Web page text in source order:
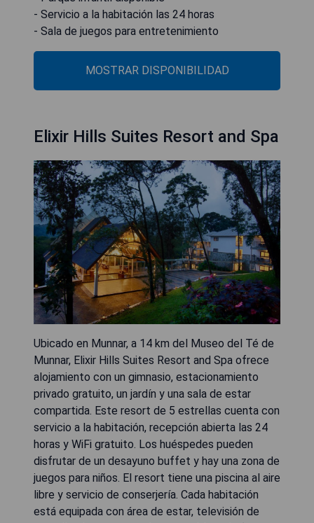
- Servicio a la habitación las 24 horas
- Sala de juegos para entretenimiento
MOSTRAR DISPONIBILIDAD
Elixir Hills Suites Resort and Spa
Ubicado en Munnar, a 14 km del Museo del Té de
Munnar, Elixir Hills Suites Resort and Spa ofrece
alojamiento con un gimnasio, estacionamiento
privado gratuito, un jardín y una sala de estar
compartida. Este resort de 5 estrellas cuenta con
servicio a la habitación, recepción abierta las 24
horas y WiFi gratuito. Los huéspedes pueden
disfrutar de un desayuno buffet y hay una zona de
juegos para niños. El resort tiene una piscina al aire
libre y servicio de conserjería. Cada habitación
está equipada con área de estar, televisión de